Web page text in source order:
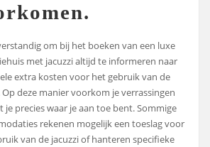
om bij het boeken van een luxe
met jacuzzi altijd te informeren naar
extra kosten voor het gebruik van de
Op deze manier voorkom je verrassingen
je precies waar je aan toe bent. Sommige
rekenen mogelijk een toeslag voor
van de jacuzzi of hanteren specifieke